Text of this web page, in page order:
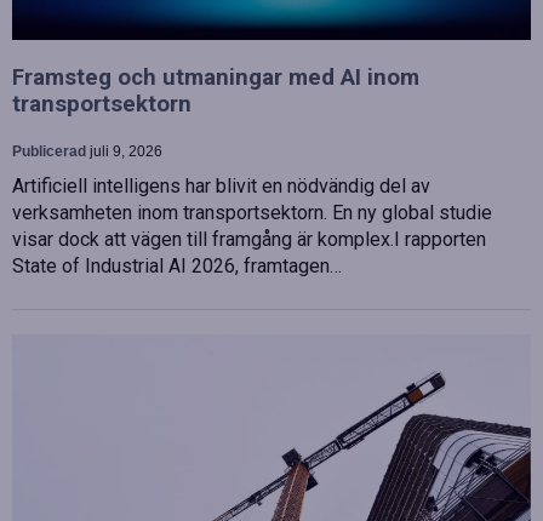
Framsteg och utmaningar med AI inom
transportsektorn
Publicerad juli 9, 2026
Artificiell intelligens har blivit en nödvändig del av
verksamheten inom transportsektorn. En ny global studie
visar dock att vägen till framgång är komplex.I rapporten
State of Industrial AI 2026, framtagen…